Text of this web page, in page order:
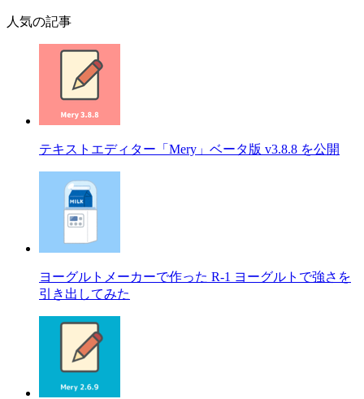
人気の記事
テキストエディター「Mery」ベータ版 v3.8.8 を公開
ヨーグルトメーカーで作った R-1 ヨーグルトで強さを
引き出してみた